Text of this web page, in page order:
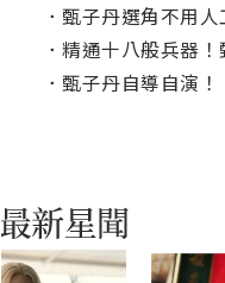
． 甄子丹選角不用人工美，劉
． 精通十八般兵器！甄子丹保
． 甄子丹自導自演！【天龍八